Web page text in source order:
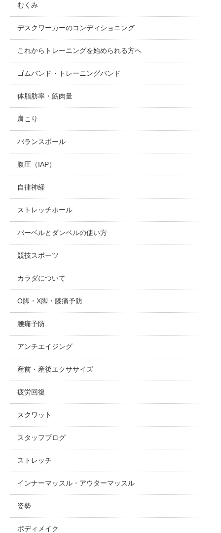
むくみ
デスクワーカーのコンディショニング
これからトレーニングを始められる方へ
ゴムバンド・トレーニングバンド
体脂肪率・筋肉量
肩こり
バランスボール
腹圧（IAP）
自律神経
ストレッチポール
バーベルとダンベルの使い方
競技スポーツ
カラダについて
O脚・X脚・膝痛予防
腰痛予防
アンチエイジング
産前・産後エクササイズ
疲労回復
スクワット
スタッフブログ
ストレッチ
インナーマッスル・アウターマッスル
姿勢
ボディメイク